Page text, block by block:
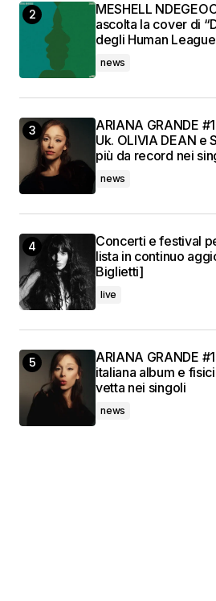
MESHELL
ascolta la cover di
degli Human League
news
ARIANA GRANDE
Uk. OLIVIA DEAN e
più da record nei
news
Concerti e festival
lista in continuo
Biglietti]
live
ARIANA GRANDE
italiana album e
vetta nei singoli
news